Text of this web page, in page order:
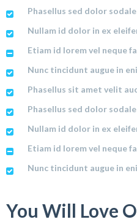
Phasellus sed dolor
Nullam id dolor in ex
Etiam id lorem vel neque
Nunc tincidunt augue in
Phasellus sit amet velit
Phasellus sed dolor
Nullam id dolor in ex
Etiam id lorem vel neque
Nunc tincidunt augue in
You Will Love